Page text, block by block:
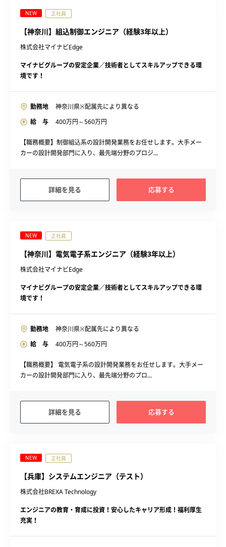
NEW 正社員
【神奈川】組込制御エンジニア（経験3年以上）
株式会社マイナビEdge
マイナビグループの安定企業／技術者としてスキルアップできる環
境です！
勤務地
神奈川県※配属先により異なる
給 与
400万円～560万円
【職務概要】制御組込系の設計開発業務をお任せします。大手メー
カーの設計開発部門に入り、最先端分野のプロジ...
詳細を見る 応募する
NEW 正社員
【神奈川】電気電子系エンジニア（経験3年以上）
株式会社マイナビEdge
マイナビグループの安定企業／技術者としてスキルアップできる環
境です！
勤務地
神奈川県※配属先により異なる
給 与
400万円～560万円
【職務概要】 電気電子系の設計開発業務をお任せします。大手メー
カーの設計開発部門に入り、最先端分野のプロ...
詳細を見る 応募する
NEW 正社員
【兵庫】システムエンジニア（テスト）
株式会社BREXA Technology
エンジニアの教育・育成に投資！安心したキャリア形成！福利厚生
充実！